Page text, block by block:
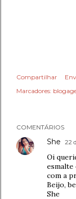
Compartilhar
Marcadores:
COMENTÁRIOS
She 22
Oi
esmalte
com a
Beijo,
She